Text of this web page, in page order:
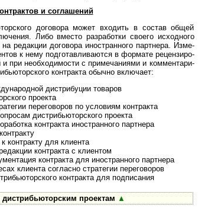
и сог­ла­ше­ний
дого­вора мо­жет вхо­дить в сос­тав общей
Либо вместо раз­ра­ботки своего исход­ного
редак­ции дого­вора ино­ст­ран­ного парт­нера. Изме­
к нему под­готав­лива­ются в фор­мате рецен­зиро­
при необ­хо­ди­мости с при­ме­ча­ни­ями и ком­мен­та­ри­
конт­ракта обычно вклю­чает:
дист­ри­бу­ции това­ров
про­екта
пере­го­во­ров по усло­виям конт­ракта
дист­ри­бью­тор­ского про­екта
конт­ракта ино­ст­ран­ного парт­нера
конт­ракту для кли­ента
конт­ракта с кли­ентом
конт­ракта для ино­ст­ран­ного партнера
кли­ента сог­ла­сно стра­те­гии пере­го­воров
конт­ракта для под­пи­сания
про­ектам ▲